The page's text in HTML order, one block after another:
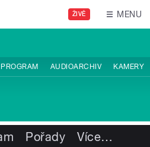
ŽIVĚ MENU
PROGRAM AUDIOARCHIV KAMERY
Pořady Více…